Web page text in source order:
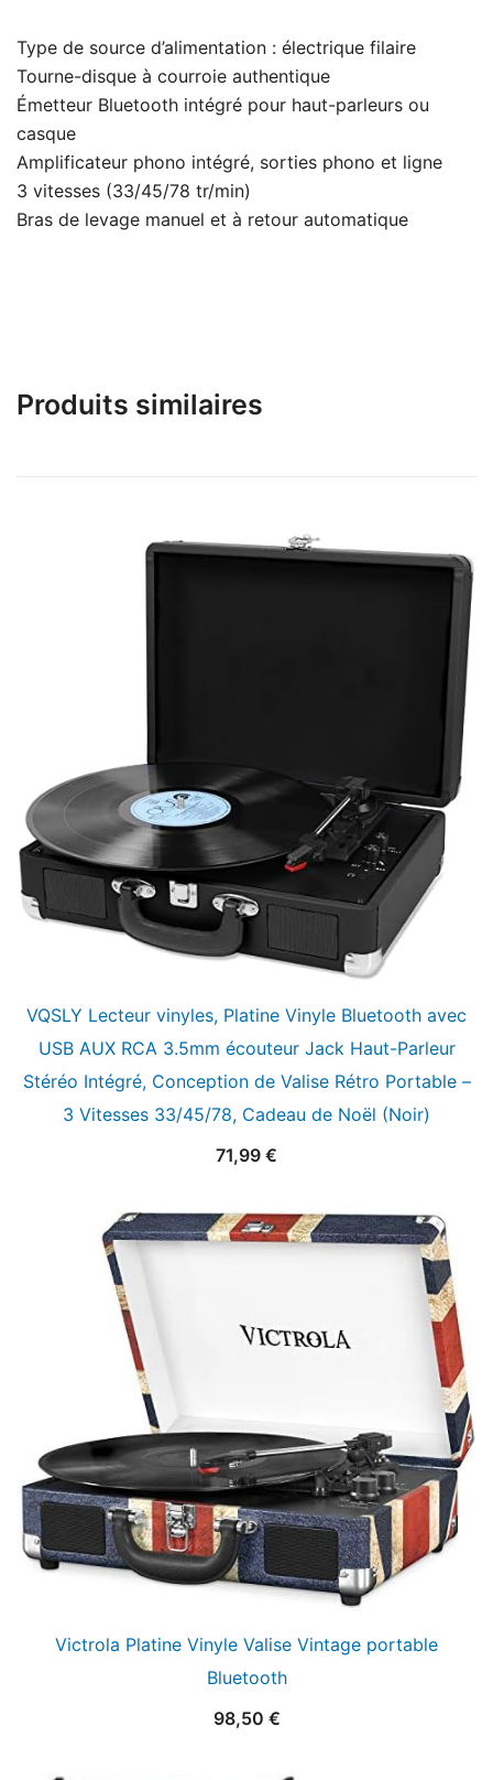
Type de source d’alimentation : électrique filaire
Tourne-disque à courroie authentique
Émetteur Bluetooth intégré pour haut-parleurs ou
casque
Amplificateur phono intégré, sorties phono et ligne
3 vitesses (33/45/78 tr/min)
Bras de levage manuel et à retour automatique
Produits similaires
VQSLY Lecteur vinyles, Platine Vinyle Bluetooth avec
USB AUX RCA 3.5mm écouteur Jack Haut-Parleur
Stéréo Intégré, Conception de Valise Rétro Portable –
3 Vitesses 33/45/78, Cadeau de Noël (Noir)
71,99 €
Victrola Platine Vinyle Valise Vintage portable
Bluetooth
98,50 €